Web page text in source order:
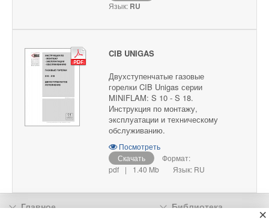
Язык: RU
CIB UNIGAS
Двухступенчатые газовые
горелки CIB Unigas серии
MINIFLAM: S 10 - S 18.
Инструкция по монтажу,
эксплуатации и техническому
обслуживанию.
Посмотреть
Скачать
Формат:
pdf
| 1.40 Mb Язык: RU
Главное
Библиотека
×